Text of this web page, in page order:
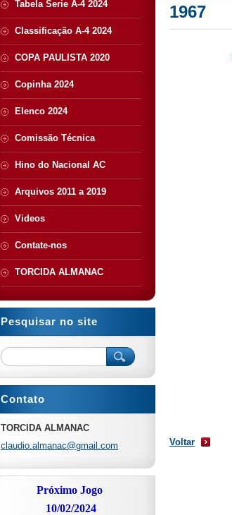
1967
Voltar
Tabela Serie A-4 2024
Classificação A-4 2024
COPA PAULISTA 2020
Copinha 2024
Elenco 2024
Comissão Técnica
Hino do Nacional AC
Arquivos 2011 a 2019
Videos
Contate-nos
TORCIDA ALMANAC
Pesquisar no site
Contato
TORCIDA ALMANAC
claudio.almanac@gmail.com
Próximo Jogo
10/02/2024